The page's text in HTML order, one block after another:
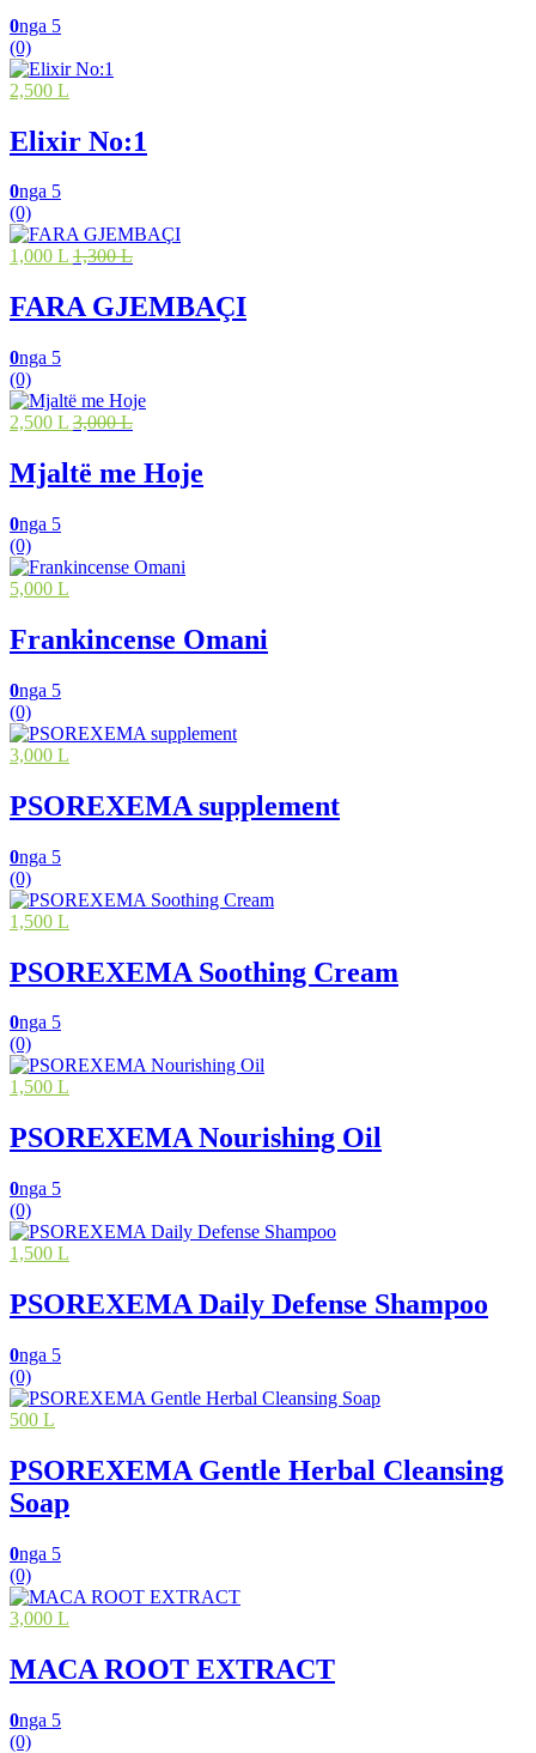
0nga 5
(0)
2,500 L
Elixir No:1
0nga 5
(0)
1,000 L 1,300 L
FARA GJEMBAÇI
0nga 5
(0)
2,500 L 3,000 L
Mjaltë me Hoje
0nga 5
(0)
5,000 L
Frankincense Omani
0nga 5
(0)
3,000 L
PSOREXEMA supplement
0nga 5
(0)
1,500 L
PSOREXEMA Soothing Cream
0nga 5
(0)
1,500 L
PSOREXEMA Nourishing Oil
0nga 5
(0)
1,500 L
PSOREXEMA Daily Defense Shampoo
0nga 5
(0)
500 L
PSOREXEMA Gentle Herbal Cleansing
Soap
0nga 5
(0)
3,000 L
MACA ROOT EXTRACT
0nga 5
(0)